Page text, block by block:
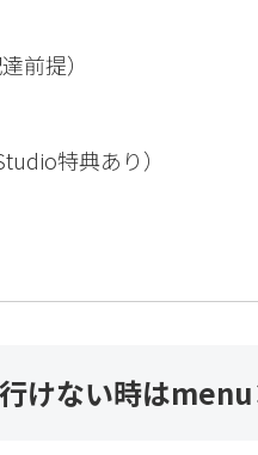
前提）
特典あり）
けない時は